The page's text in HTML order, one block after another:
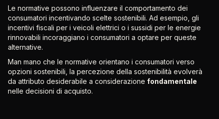
Le normative possono influenzare il comportamento dei
consumatori incentivando scelte sostenibili. Ad esempio, gli
incentivi fiscali per i veicoli elettrici o i sussidi per le energie
rinnovabili incoraggiano i consumatori a optare per queste
alternative.
Man mano che le normative orientano i consumatori verso
opzioni sostenibili, la percezione della sostenibilità evolverà
da attributo desiderabile a considerazione fondamentale
nelle decisioni di acquisto.